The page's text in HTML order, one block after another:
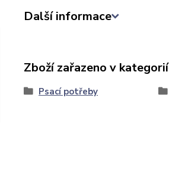
Další informace
Zboží zařazeno v
Psací potřeby